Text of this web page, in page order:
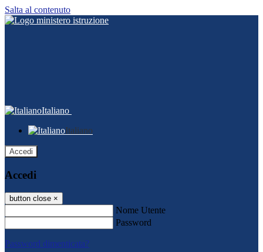
Salta al contenuto
Italiano
Italiano
Accedi
Accedi
button close ×
Nome Utente
Password
Password dimenticata?